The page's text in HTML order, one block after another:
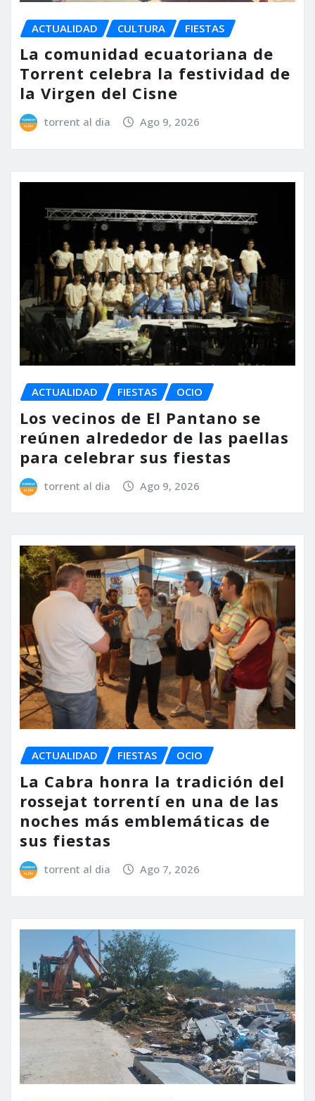
ACTUALIDAD CULTURA FIESTAS
La comunidad ecuatoriana de
Torrent celebra la festividad de
la Virgen del Cisne
torrent al dia Ago 9, 2026
ACTUALIDAD FIESTAS OCIO
Los vecinos de El Pantano se
reúnen alrededor de las paellas
para celebrar sus fiestas
torrent al dia Ago 9, 2026
ACTUALIDAD FIESTAS OCIO
La Cabra honra la tradición del
rossejat torrentí en una de las
noches más emblemáticas de
sus fiestas
torrent al dia Ago 7, 2026